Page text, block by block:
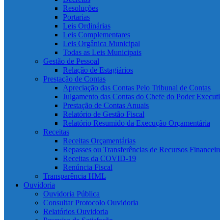
Resoluções
Portarias
Leis Ordinárias
Leis Complementares
Leis Orgânica Municipal
Todas as Leis Municipais
Gestão de Pessoal
Relação de Estagiários
Prestação de Contas
Apreciação das Contas Pelo Tribunal de Contas
Julgamento das Contas do Chefe do Poder
Prestação de Contas Anuais
Relatório de Gestão Fiscal
Relatório Resumido da Execução Orçamentária
Receitas
Receitas Orçamentárias
Repasses ou Transferências de Recursos
Receitas da COVID-19
Renúncia Fiscal
Transparência HML
Ouvidoria
Ouvidoria Pública
Consultar Protocolo Ouvidoria
Relatórios Ouvidoria